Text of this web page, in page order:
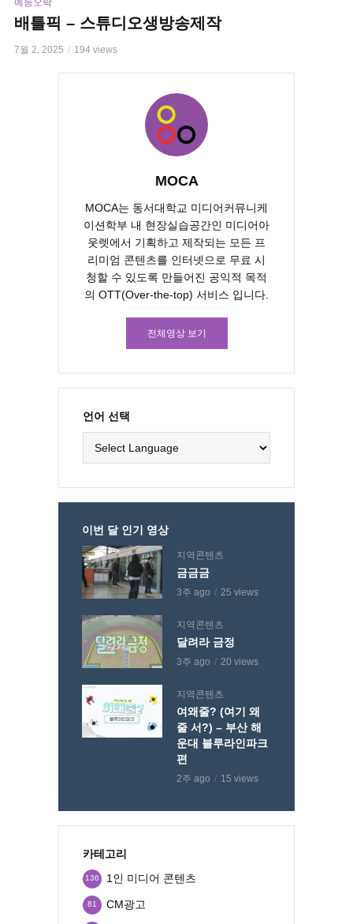
배틀픽 – 스튜디오생방송제작
7월 2, 2025 194 views
MOCA
MOCA는 동서대학교 미디어커뮤니케
이션학부 내 현장실습공간인 미디어아
웃렛에서 기획하고 제작되는 모든 프
리미엄 콘텐츠를 인터넷으로 무료 시
청할 수 있도록 만들어진 공익적 목적
의 OTT(Over-the-top) 서비스 입니다.
전체영상 보기
언어 선택
이번 달 인기 영상
지역콘텐츠
금금금
3주 ago 25 views
지역콘텐츠
달려라 금정
3주 ago 20 views
지역콘텐츠
여왜줄? (여기 왜
줄 서?) – 부산 해
운대 블루라인파크
편
2주 ago 15 views
카테고리
1인 미디어 콘텐츠
136
CM광고
81